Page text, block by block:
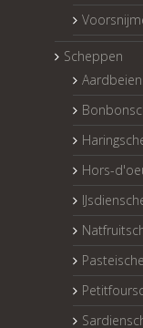
Scheppen
Hors-